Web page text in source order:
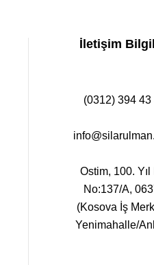
İletişim
(0312) 394 43
Ostim, 100. Yıl
No:137/A,
(Kosova İş
Yenimahalle/